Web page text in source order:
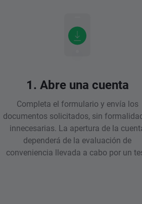
1. Abre una cuenta
Completa el formulario y envía los
documentos solicitados, sin
innecesarias. La apertura de la
dependerá de la evaluación de
conveniencia llevada a cabo por un